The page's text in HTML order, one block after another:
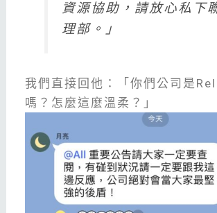
資源協助，請放心私下
理部。」
我們直接回他：「你們公司是
嗎？怎麼這麼溫柔？」